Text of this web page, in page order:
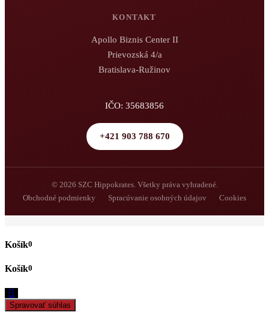
KONTAKT
Apollo Biznis Center II
Prievozská 4/a
Bratislava-Ružinov
IČO: 35683856
+421 903 788 670
© 2026 SZC Hippokrates. Všetky práva vyhradené.
Obchodné podmienky
Spracúvanie osobných údajov Cookies
0
0
Spravovať súhlas